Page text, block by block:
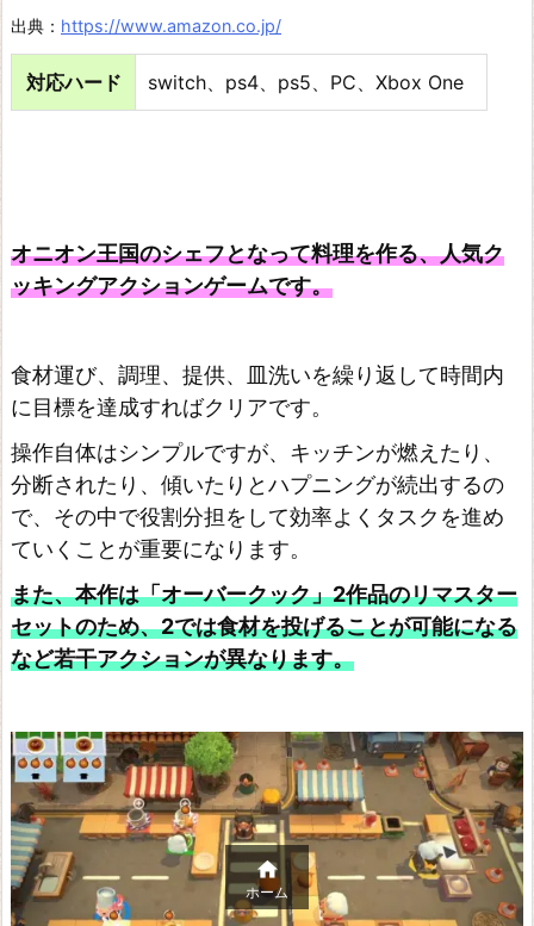
出典： https://www.amazon.co.jp/
対応ハード switch、ps4、ps5、PC、Xbox One
オニオン王国のシェフとなって料理を作る、人気ク
ッキングアクションゲームです。
食材運び、調理、提供、皿洗いを繰り返して時間内
に目標を達成すればクリアです。
操作自体はシンプルですが、キッチンが燃えたり、
分断されたり、傾いたりとハプニングが続出するの
で、その中で役割分担をして効率よくタスクを進め
ていくことが重要になります。
また、本作は「オーバークック」2作品のリマスター
セットのため、2では食材を投げることが可能になる
など若干アクションが異なります。

ホーム